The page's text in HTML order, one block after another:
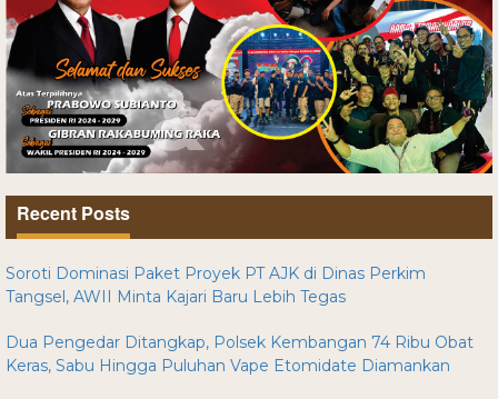
Recent Posts
Soroti Dominasi Paket Proyek PT AJK di Dinas Perkim
Tangsel, AWII Minta Kajari Baru Lebih Tegas
Dua Pengedar Ditangkap, Polsek Kembangan 74 Ribu Obat
Keras, Sabu Hingga Puluhan Vape Etomidate Diamankan